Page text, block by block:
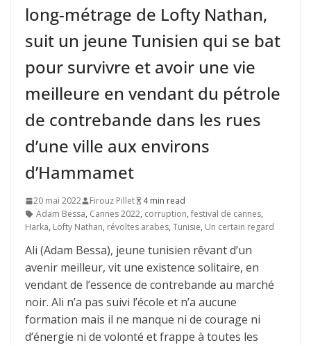
long-métrage de Lofty Nathan,
suit un jeune Tunisien qui se bat
pour survivre et avoir une vie
meilleure en vendant du pétrole
de contrebande dans les rues
d’une ville aux environs
d’Hammamet
20 mai 2022 Firouz Pillet
4 min read
Adam Bessa, Cannes 2022, corruption, festival de cannes,
Harka, Lofty Nathan, révoltes arabes, Tunisie, Un certain regard
Ali (Adam Bessa), jeune tunisien rêvant d’un
avenir meilleur, vit une existence solitaire, en
vendant de l’essence de contrebande au marché
noir. Ali n’a pas suivi l’école et n’a aucune
formation mais il ne manque ni de courage ni
d’énergie ni de volonté et frappe à toutes les